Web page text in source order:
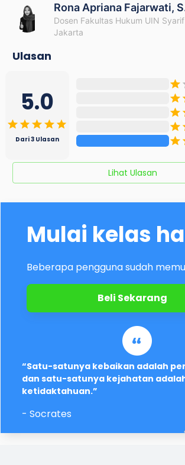
Rona Apriana Fajarwati,
Dosen Fakultas Hukum UIN
Jakarta
Ulasan
5.0
Dari3Ulasan
Lihat Ulasan
Mulai kelas
Beberapa pengguna sudah
Beli Sekarang
“Satu-satunya kebaikan adalah
dan satu-satunya kejahatan
ketidaktahuan.”
- Socrates